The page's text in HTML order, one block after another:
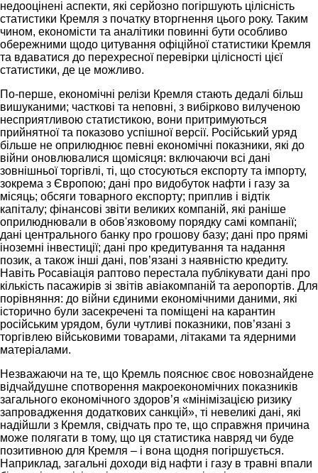
недооцінені аспекти, які серйозно погіршують цілісність
статистики Кремля з початку вторгнення цього року. Таким
чином, економісти та аналітики повинні бути особливо
обережними щодо цитування офіційної статистики Кремля
та вдаватися до перехресної перевірки цілісності цієї
статистики, де це можливо.
По-перше, економічні релізи Кремля стають дедалі більш
вишуканими; часткові та неповні, з вибірково вилученою
несприятливою статистикою, вони притримуються
прийнятної та показово успішної версії. Російський уряд
більше не оприлюднює певні економічні показники, які до
війни оновлювалися щомісяця: включаючи всі дані
зовнішньої торгівлі, ті, що стосуються експорту та імпорту,
зокрема з Європою; дані про видобуток нафти і газу за
місяць; обсяги товарного експорту; приплив і відтік
капіталу; фінансові звіти великих компаній, які раніше
оприлюднювали в обов'язковому порядку самі компанії;
дані центрального банку про грошову базу; дані про прямі
іноземні інвестиції; дані про кредитування та надання
позик, а також інші дані, пов’язані з наявністю кредиту.
Навіть Росавіація раптово перестала публікувати дані про
кількість пасажирів зі звітів авіакомпаній та аеропортів. Для
порівняння: до війни єдиними економічними даними, які
історично були засекречені та поміщені на карантин
російським урядом, були чутливі показники, пов’язані з
торгівлею військовими товарами, літаками та ядерними
матеріалами.
Незважаючи на те, що Кремль пояснює своє новознайдене
відчайдушне спотворення макроекономічних показників
загального економічного здоров’я «мінімізацією ризику
запровадження додаткових санкцій», ті невеликі дані, які
надійшли з Кремля, свідчать про те, що справжня причина
може полягати в тому, що ця статистика навряд чи буде
позитивною для Кремля – і вона щодня погіршується.
Наприклад, загальні доходи від нафти і газу в травні впали